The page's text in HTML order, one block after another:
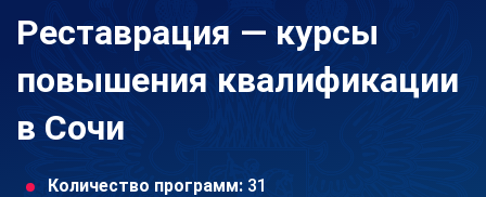
Реставрация — курсы
повышения квалификации
в Сочи
Количество программ: 31